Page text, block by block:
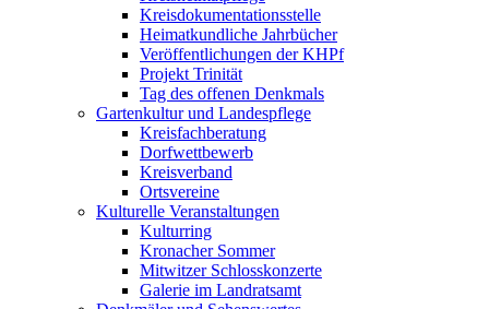
Kreisdokumentationsstelle
Heimatkundliche Jahrbücher
Veröffentlichungen der KHPf
Projekt Trinität
Tag des offenen Denkmals
Gartenkultur und Landespflege
Kreisfachberatung
Dorfwettbewerb
Kreisverband
Ortsvereine
Kulturelle Veranstaltungen
Kulturring
Kronacher Sommer
Mitwitzer Schlosskonzerte
Galerie im Landratsamt